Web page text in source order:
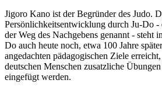
Jigoro Kano ist der Begründer des Judo.
Persönlichkeitsentwicklung durch Ju-Do -
der Weg des Nachgebens genannt - steht
Do auch heute noch, etwa 100 Jahre
angedachten pädagogischen Ziele
deutschen Menschen zusatzliche
eingefügt werden.